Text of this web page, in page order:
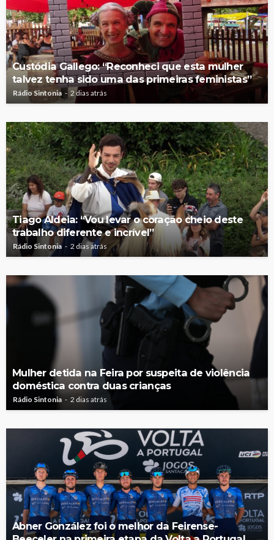
Custódia Gallego: “Reconheci que esta mulher
talvez tenha sido uma das primeiras feministas”
Rádio Sintonia 2 dias atrás
Tiago Aldeia: “Vou levar o coração cheio deste
trabalho diferente e incrível”
Rádio Sintonia 2 dias atrás
Mulher detida na Feira por suspeita de violência
doméstica contra duas crianças
Rádio Sintonia 2 dias atrás
Abner González foi o melhor da Feirense-